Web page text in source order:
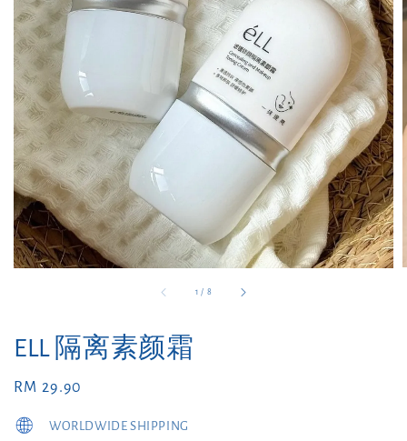
1 / 8
ELL 隔离素颜霜
Regular
RM 29.90
WORLDWIDE SHIPPING